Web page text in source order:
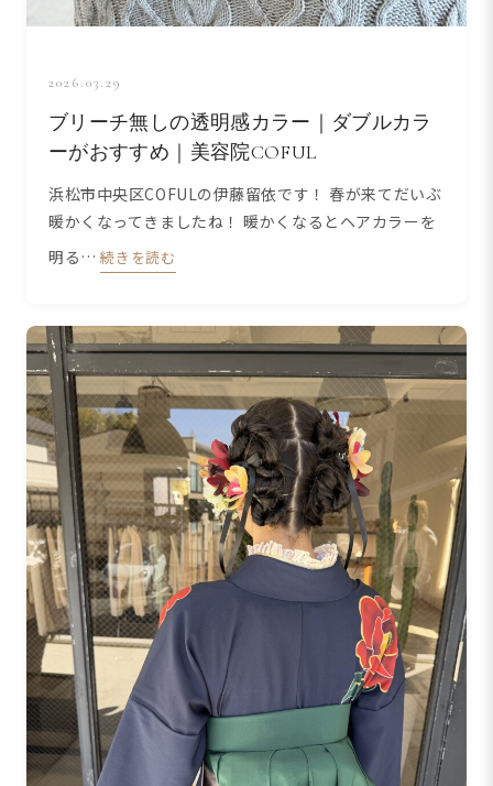
2026.03.29
ブリーチ無しの透明感カラー｜ダブルカラ
ーがおすすめ｜美容院COFUL
浜松市中央区COFULの伊藤留依です！ 春が来てだいぶ
暖かくなってきましたね！ 暖かくなるとヘアカラーを
明る…続きを読む